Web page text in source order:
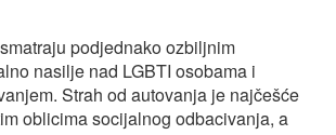
podjednako ozbiljnim
nasilje nad LGBTI osobama i
Strah od autovanja je najčešće
oblicima socijalnog odbacivanja, a